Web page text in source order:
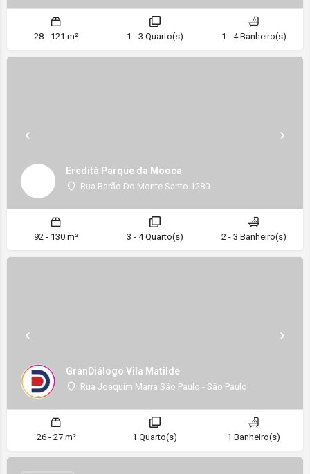
28 - 121 m² 1 - 3 Quarto(s) 1 - 4 Banheiro(s)
Eredità Parque da Mooca
Rua Barão Do Monte Santo 1280
92 - 130 m² 3 - 4 Quarto(s) 2 - 3 Banheiro(s)
GranDiálogo Vila Matilde
Rua Joaquim Marra São Paulo - São Paulo
26 - 27 m² 1 Quarto(s) 1 Banheiro(s)